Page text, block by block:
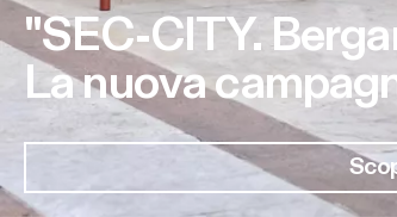
"SEC-CITY.
La nuova